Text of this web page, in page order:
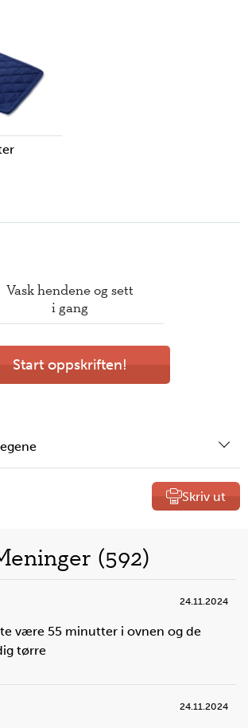
Vask hendene og sett
i gang
Start oppskriften!
Skriv ut
(592)
24.11.2024
være 55 minutter i ovnen og de
tørre
24.11.2024